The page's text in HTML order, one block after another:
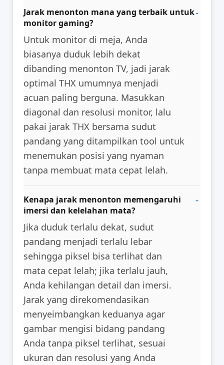
Jarak menonton mana yang terbaik untuk
monitor gaming?
Untuk monitor di meja, Anda
biasanya duduk lebih dekat
dibanding menonton TV, jadi jarak
optimal THX umumnya menjadi
acuan paling berguna. Masukkan
diagonal dan resolusi monitor, lalu
pakai jarak THX bersama sudut
pandang yang ditampilkan tool untuk
menemukan posisi yang nyaman
tanpa membuat mata cepat lelah.
Kenapa jarak menonton memengaruhi
imersi dan kelelahan mata?
Jika duduk terlalu dekat, sudut
pandang menjadi terlalu lebar
sehingga piksel bisa terlihat dan
mata cepat lelah; jika terlalu jauh,
Anda kehilangan detail dan imersi.
Jarak yang direkomendasikan
menyeimbangkan keduanya agar
gambar mengisi bidang pandang
Anda tanpa piksel terlihat, sesuai
ukuran dan resolusi yang Anda